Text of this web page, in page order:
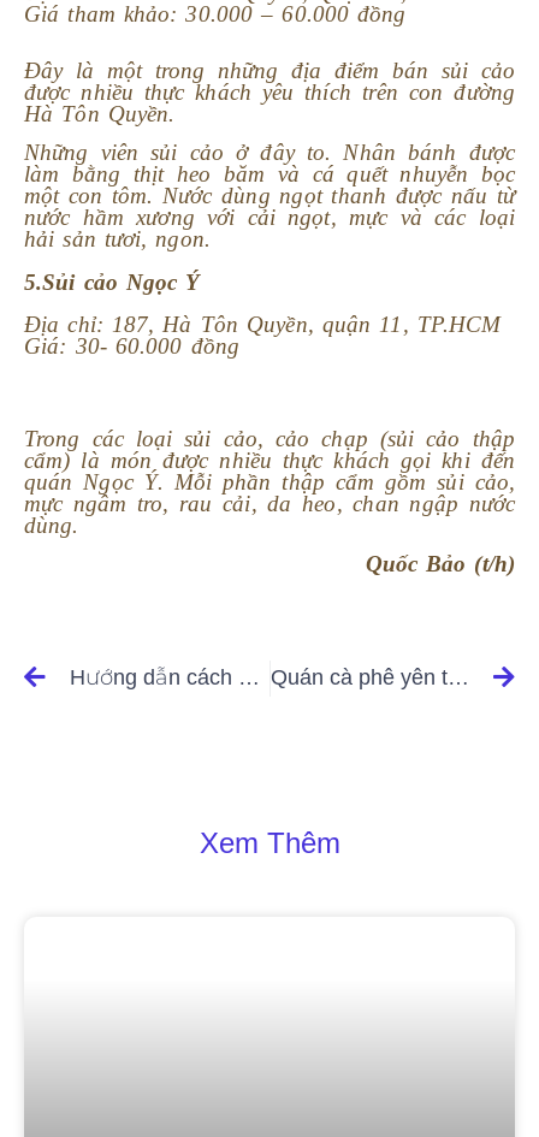
Giá tham khảo: 30.000 – 60.000 đồng
Đây là một trong những địa điểm bán sủi cảo
được nhiều thực khách yêu thích trên con đường
Hà Tôn Quyền.
Những viên sủi cảo ở đây to. Nhân bánh được
làm bằng thịt heo băm và cá quết nhuyễn bọc
một con tôm.Nước dùng ngọt thanh được nấu từ
nước hầm xương với cải ngọt, mực và các loại
hải sản tươi, ngon.
5.Sủi cảo Ngọc Ý
Địa chỉ: 187, Hà Tôn Quyền, quận 11, TP.HCM
Giá: 30- 60.000 đồng
Trong các loại sủi cảo, cảo chạp (sủi cảo thập
cẩm) là món được nhiều thực khách gọi khi đến
quán Ngọc Ý. Mỗi phần thập cẩm gồm sủi cảo,
mực ngâm tro, rau cải, da heo, chan ngập nước
dùng.
Quốc Bảo (t/h)
Hướng dẫn cách chăm sóc da mặt bị nám cực hiệu quả Quán cà phê yên tĩnh trong nghĩa địa ở Đức
Xem Thêm